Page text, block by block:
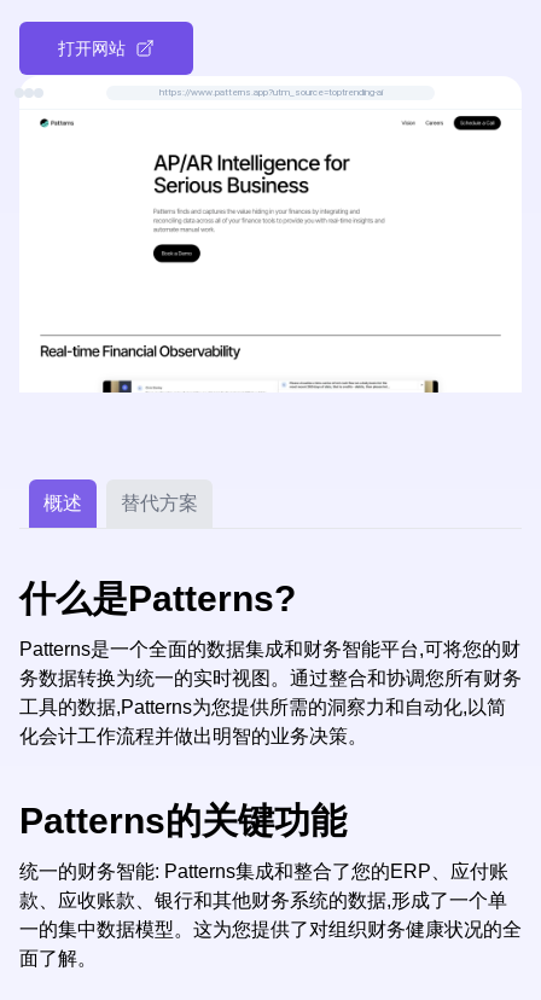
打开网站
https://www.patterns.app?utm_source=toptrending-ai
概述 替代方案
什么是Patterns?
Patterns是一个全面的数据集成和财务智能平台,可将您的财
务数据转换为统一的实时视图。通过整合和协调您所有财务
工具的数据,Patterns为您提供所需的洞察力和自动化,以简
化会计工作流程并做出明智的业务决策。
Patterns的关键功能
统一的财务智能: Patterns集成和整合了您的ERP、应付账
款、应收账款、银行和其他财务系统的数据,形成了一个单
一的集中数据模型。这为您提供了对组织财务健康状况的全
面了解。